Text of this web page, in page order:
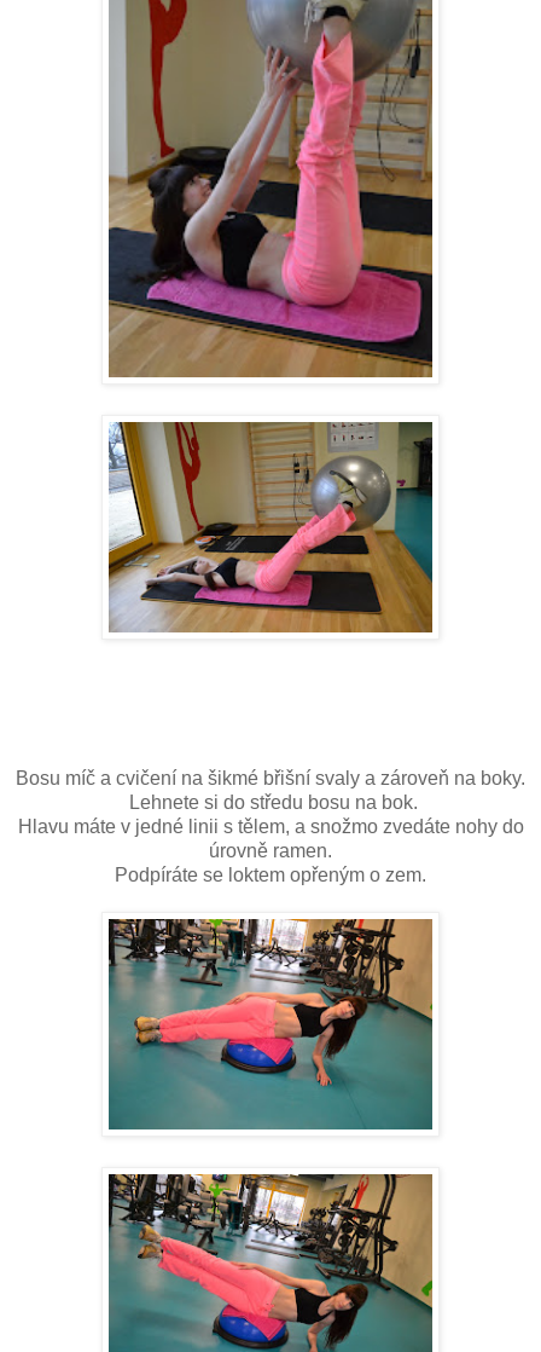
Bosu míč a cvičení na šikmé břišní svaly a zároveň na boky.
Lehnete si do středu bosu na bok.
Hlavu máte v jedné linii s tělem, a snožmo zvedáte nohy do
úrovně ramen.
Podpíráte se loktem opřeným o zem.